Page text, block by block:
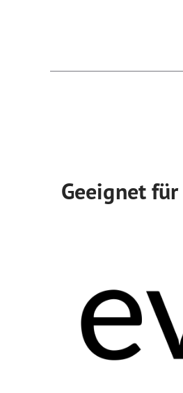
Geeignet